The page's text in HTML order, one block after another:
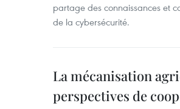
partage des connaissances et
de la cybersécurité.
La mécanisation
perspectives de